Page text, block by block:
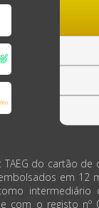
TAEG do cartão
em 12
com o registo nº